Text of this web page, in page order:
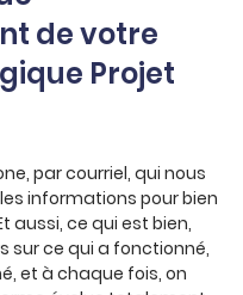
de votre
Projet
par courriel, qui nous
informations pour bien
aussi, ce qui est bien,
sur ce qui a fonctionné,
et à chaque fois, on